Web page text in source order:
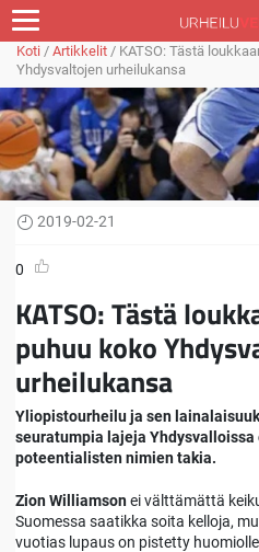
Koti / Artikkelit / KATSO: Tästä
Yhdysvaltojen urheilukansa
2019-02-21
0
KATSO: Tästä
puhuu koko
urheilukansa
Yliopistourheilu ja sen
seuratumpia lajeja
poteentialisten nimien takia.
Zion Williamsonei välttämättä
Suomessa saatikka soita kelloja,
vuotias lupaus on pistetty